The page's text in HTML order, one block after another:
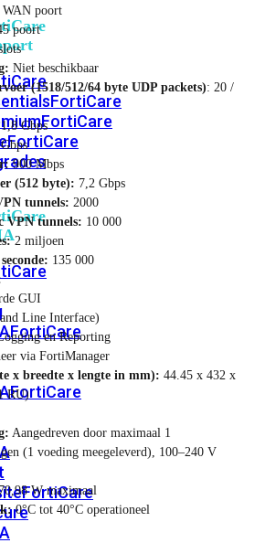
FortiCare
FortiCare
FortiCare
FortiCare
FortiCare
FortiCare
WAN poort
poort
Niet beschikbaar
(1518/512/64 byte UDP packets): 20 /
Gbps
900 Mbps
(512 byte): 7,2 Gbps
tunnels: 2000
VPN tunnels: 10 000
2 miljoen
135 000
GUI
Line Interface)
en Reporting
via FortiManager
x breedte x lengte in mm): 44.45 x 432 x
RU)
Aangedreven door maximaal 1
(1 voeding meegeleverd), 100–240 V
W maximaal
0°C tot 40°C operationeel